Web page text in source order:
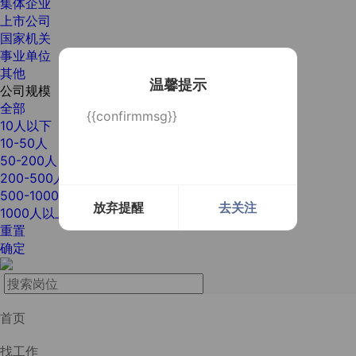
温馨提示
{{confirmmsg}}
放弃提醒 去关注
上市公司
国家机关
事业单位
其他
公司规模
全部
10人以下
10-50人
50-200人
200-500人
500-1000人
1000人以上
重置
确定
首页
找工作